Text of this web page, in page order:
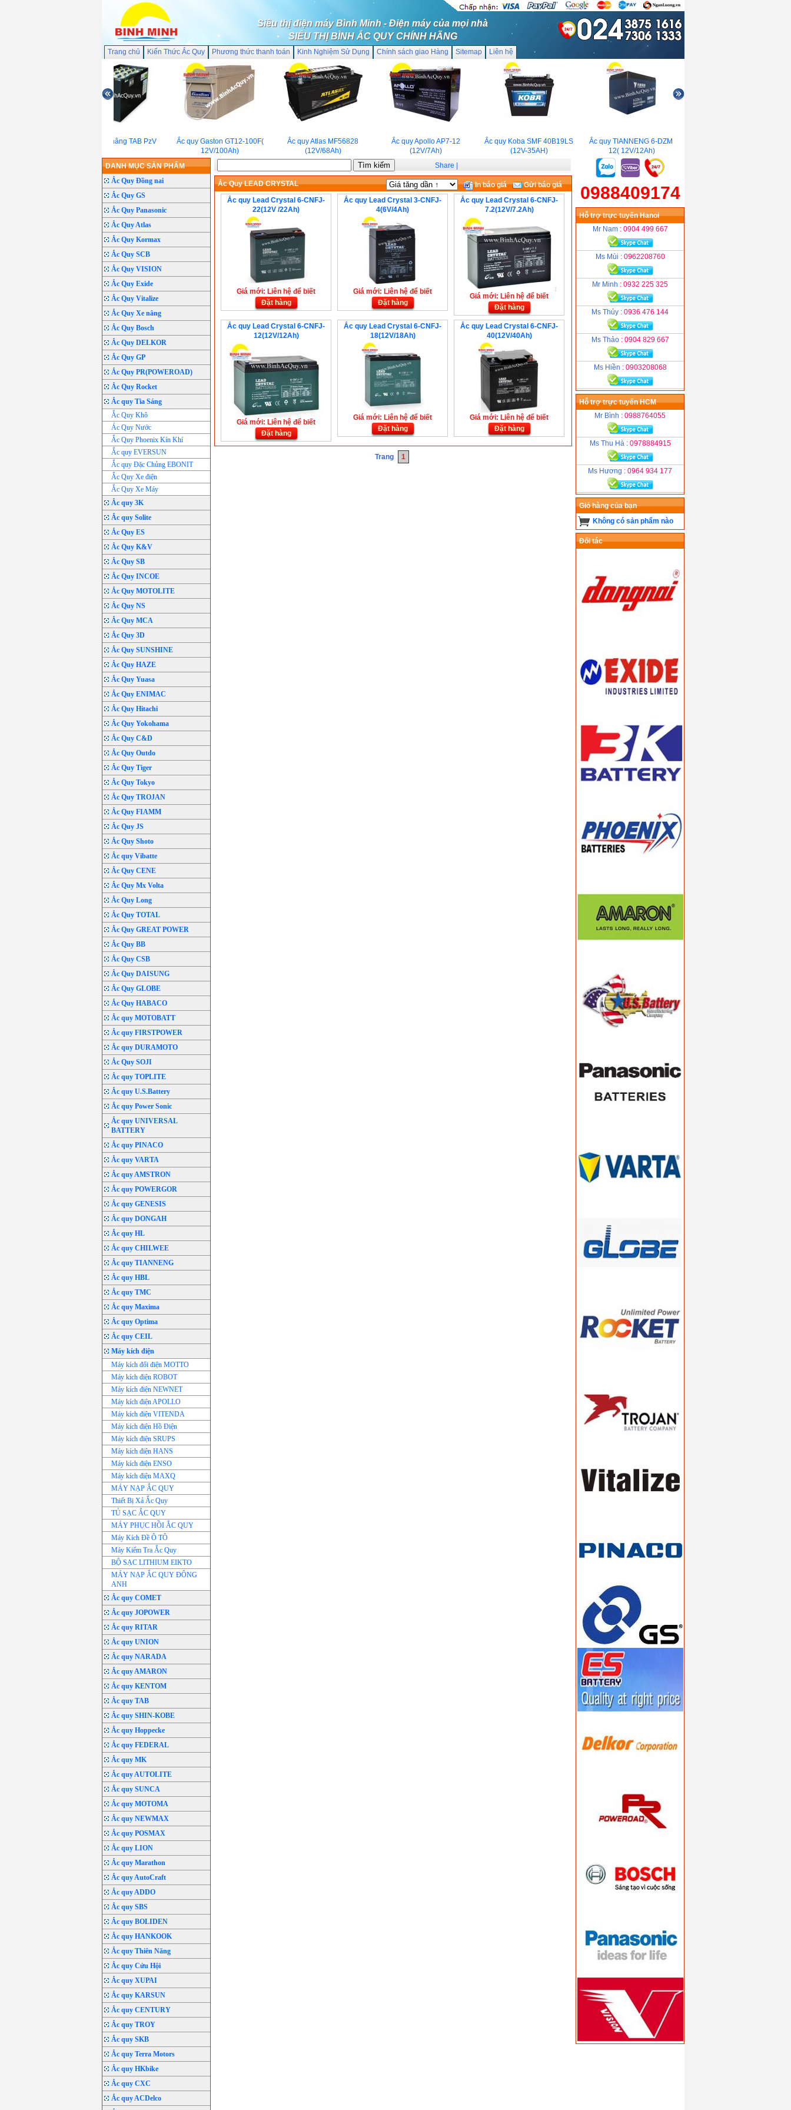
Siêu thị điện máy Bình Minh - Điện máy của mọi nhà
SIÊU THỊ BÌNH ẮC QUY CHÍNH HÃNG
Trang chủ Kiến Thức Ắc Quy Phương thức thanh toán Kinh Nghiệm Sử Dụng Chính sách giao Hàng Sitemap Liên hệ
Ắc quy xe nâng TAB PzV
Ắc quy Gaston GT12-100F(
12V/100Ah)
Ắc quy Atlas MF56828
(12V/68Ah)
Ắc quy Apollo AP7-12
(12V/7Ah)
Ắc quy Koba SMF 40B19LS
(12V-35AH)
Ắc quy TIANNENG 6-DZM-
12( 12V/12Ah)
DANH MỤC SẢN PHẨM
Ắc Quy Đồng nai
Ắc Quy GS
Ắc Quy Panasonic
Ắc Quy Atlas
Ắc Quy Kormax
Ắc Quy SCB
Ắc Quy VISION
Ắc Quy Exide
Ắc Quy Vitalize
Ắc Quy Xe nâng
Ắc Quy Bosch
Ắc Quy DELKOR
Ắc Quy GP
Ắc Quy PR(POWEROAD)
Ắc Quy Rocket
Ắc quy Tia Sáng
Ắc Quy Khô
Ác Quy Nước
Ắc Quy Phoenix Kín Khí
Ắc quy EVERSUN
Ắc quy Đặc Chủng EBONIT
Ắc Quy Xe điện
Ắc Quy Xe Máy
Ắc quy 3K
Ắc quy Solite
Ắc Quy ES
Ắc Quy K&V
Ắc Quy SB
Ắc Quy INCOE
Ắc Quy MOTOLITE
Ắc Quy NS
Ắc Quy MCA
Ắc Quy 3D
Ắc Quy SUNSHINE
Ắc Quy HAZE
Ắc Quy Yuasa
Ắc Quy ENIMAC
Ắc Quy Hitachi
Ắc Quy Yokohama
Ắc Quy C&D
Ắc Quy Outdo
Ắc Quy Tiger
Ắc Quy Tokyo
Ắc Quy TROJAN
Ắc Quy FIAMM
Ắc Quy JS
Ắc Quy Shoto
Ắc quy Vibatte
Ắc Quy CENE
Ắc Quy Mx Volta
Ắc Quy Long
Ắc Quy TOTAL
Ắc Quy GREAT POWER
Ắc Quy BB
Ắc Quy CSB
Ắc Quy DAISUNG
Ắc Quy GLOBE
Ắc Quy HABACO
Ắc quy MOTOBATT
Ắc quy FIRSTPOWER
Ắc quy DURAMOTO
Ắc Quy SOJI
Ắc quy TOPLITE
Ắc quy U.S.Battery
Ắc quy Power Sonic
Ắc quy UNIVERSAL
BATTERY
Ắc quy PINACO
Ắc quy VARTA
Ắc quy AMSTRON
Ắc quy POWERGOR
Ắc quy GENESIS
Ắc quy DONGAH
Ắc quy HL
Ắc quy CHILWEE
Ắc quy TIANNENG
Ắc quy HBL
Ắc quy TMC
Ắc quy Maxima
Ắc quy Optima
Ắc quy CEIL
Máy kích điện
Máy kích đổi điện MOTTO
Máy kích điện ROBOT
Máy kích điện NEWNET
Máy kích điện APOLLO
Máy kích điện VITENDA
Máy kích điện Hồ Điện
Máy kích điện SRUPS
Máy kích điện HANS
Máy kích điện ENSO
Máy kích điện MAXQ
MÁY NẠP ẮC QUY
Thiết Bị Xả Ắc Quy
TỦ SẠC ẮC QUY
MÁY PHỤC HỒI ẮC QUY
Máy Kích Đề Ô TÔ
Máy Kiểm Tra Ắc Quy
BỘ SẠC LITHIUM EIKTO
MÁY NẠP ẮC QUY ĐÔNG
ANH
Ắc quy COMET
Ắc quy JOPOWER
Ắc quy RITAR
Ắc quy UNION
Ắc quy NARADA
Ắc quy AMARON
Ắc quy KENTOM
Ắc quy TAB
Ắc quy SHIN-KOBE
Ắc quy Hoppecke
Ắc quy FEDERAL
Ắc quy MK
Ắc quy AUTOLITE
Ắc quy SUNCA
Ắc quy MOTOMA
Ắc quy NEWMAX
Ắc quy POSMAX
Ắc quy LION
Ắc quy Marathon
Ắc quy AutoCraft
Ắc quy ADDO
Ắc quy SBS
Ắc quy BOLIDEN
Ắc quy HANKOOK
Ắc quy Thiên Năng
Ắc quy Cửu Hội
Ắc quy XUPAI
Ắc quy KARSUN
Ắc quy CENTURY
Ắc quy TROY
Ắc quy SKB
Ắc quy Terra Motors
Ắc quy HKbike
Ắc quy CXC
Ắc quy ACDelco
Share
Ắc Quy LEAD CRYSTAL In báo giá
Gửi báo giá
Ắc quy Lead Crystal 6-CNFJ-
22(12V /22Ah)
Giá mới: Liên hệ để biết
Đặt hàng
Ắc quy Lead Crystal 3-CNFJ-
4(6V/4Ah)
Giá mới: Liên hệ để biết
Đặt hàng
Ắc quy Lead Crystal 6-CNFJ-
7.2(12V/7.2Ah)
Giá mới: Liên hệ để biết
Đặt hàng
Ắc quy Lead Crystal 6-CNFJ-
12(12V/12Ah)
Giá mới: Liên hệ để biết
Đặt hàng
Ắc quy Lead Crystal 6-CNFJ-
18(12V/18Ah)
Giá mới: Liên hệ để biết
Đặt hàng
Ắc quy Lead Crystal 6-CNFJ-
40(12V/40Ah)
Giá mới: Liên hệ để biết
Đặt hàng
Trang 1
0988409174
Hỗ trợ trực tuyến Hanoi
Mr Nam : 0904 499 667
Ms Mùi : 0962208760
Mr Minh : 0932 225 325
Ms Thủy : 0936 476 144
Ms Thảo : 0904 829 667
Ms Hiền : 0903208068
Hỗ trợ trực tuyến HCM
Mr Bình : 0988764055
Ms Thu Hà : 0978884915
Ms Hương : 0964 934 177
Giỏ hàng của bạn
Không có sản phẩm nào
Đối tác